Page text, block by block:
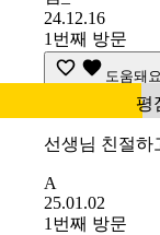
24.12.16
1번째 방문
도움돼요
평
선생님 친절하
A
25.01.02
1번째 방문